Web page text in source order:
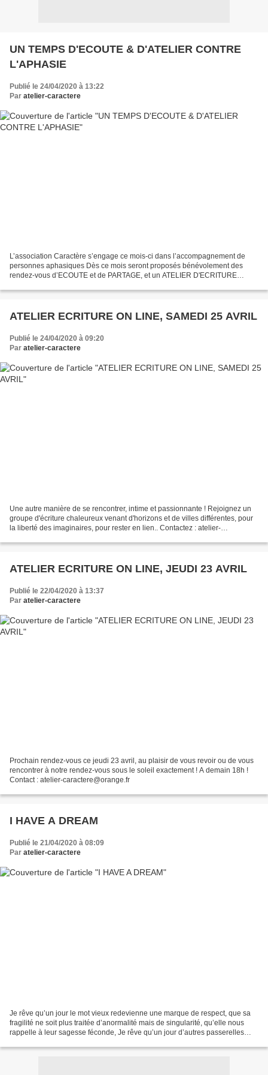
UN TEMPS D'ECOUTE & D'ATELIER CONTRE
L'APHASIE
Publié le 24/04/2020 à 13:22
Par atelier-caractere
L’association Caractère s’engage ce mois-ci dans l’accompagnement de
personnes aphasiques Dès ce mois seront proposés bénévolement des
rendez-vous d’ECOUTE et de PARTAGE, et un ATELIER D'ECRITURE
ATELIER ECRITURE ON LINE, SAMEDI 25 AVRIL
Publié le 24/04/2020 à 09:20
Par atelier-caractere
Une autre manière de se rencontrer, intime et passionnante ! Rejoignez un
groupe d'écriture chaleureux venant d'horizons et de villes différentes, pour
la liberté des imaginaires, pour rester en lien.. Contactez : atelier-
ATELIER ECRITURE ON LINE, JEUDI 23 AVRIL
Publié le 22/04/2020 à 13:37
Par atelier-caractere
Prochain rendez-vous ce jeudi 23 avril, au plaisir de vous revoir ou de vous
rencontrer à notre rendez-vous sous le soleil exactement ! A demain 18h !
Contact : atelier-caractere@orange.fr
I HAVE A DREAM
Publié le 21/04/2020 à 08:09
Par atelier-caractere
Je rêve qu’un jour le mot vieux redevienne une marque de respect, que sa
fragilité ne soit plus traitée d’anormalité mais de singularité, qu’elle nous
rappelle à leur sagesse féconde, Je rêve qu’un jour d’autres passerelles